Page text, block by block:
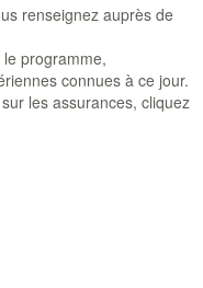
renseignez auprès de
programme,
connues à ce jour.
les assurances, cliquez